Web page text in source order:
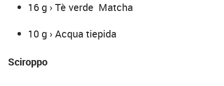
16 g › Tè verde Matcha
10 g › Acqua tiepida
Sciroppo